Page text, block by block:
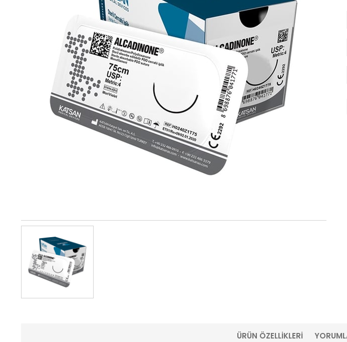
ÜRÜN ÖZELLIKLERI